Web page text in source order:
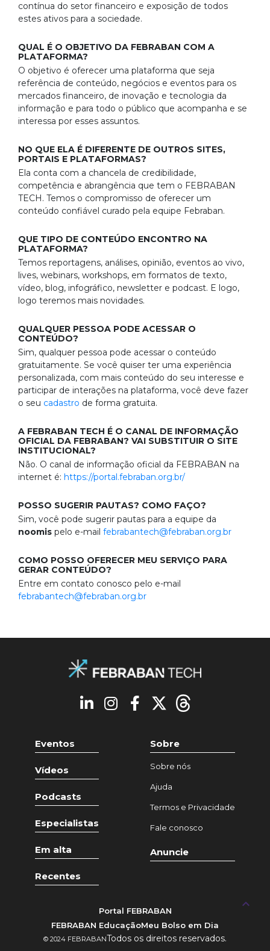
contínua do setor financeiro e exposição de todos
estes ativos para a sociedade.
QUAL É O OBJETIVO DA FEBRABAN COM A
PLATAFORMA?
O objetivo é oferecer uma plataforma que seja
referência de conteúdo, negócios e eventos para os
mercados financeiro, de inovação e tecnologia da
informação e para todo o público que acompanha e se
interessa por esses assuntos.
NO QUE ELA É DIFERENTE DE OUTROS SITES,
PORTAIS E PLATAFORMAS?
Ela conta com a chancela de credibilidade,
competência e abrangência que tem o FEBRABAN
TECH. Temos o compromisso de oferecer um
conteúdo confiável curado pela equipe Febraban.
QUE TIPO DE CONTEÚDO ENCONTRO NA
PLATAFORMA?
Temos reportagens, análises, opinião, eventos ao vivo,
lives, webinars, workshops, em formatos de texto,
vídeo, blog, infográfico, newsletter e podcast. E logo,
logo teremos mais novidades.
QUALQUER PESSOA PODE ACESSAR O
CONTEÚDO?
Sim, qualquer pessoa pode acessar o conteúdo
gratuitamente. Se você quiser ter uma experiência
personalizada, com mais conteúdo do seu interesse e
participar de interações na plataforma, você deve fazer
o seu cadastro de forma gratuita.
A FEBRABAN TECH É O CANAL DE INFORMAÇÃO
OFICIAL DA FEBRABAN? VAI SUBSTITUIR O SITE
INSTITUCIONAL?
Não. O canal de informação oficial da FEBRABAN na
internet é: https://portal.febraban.org.br/
POSSO SUGERIR PAUTAS? COMO FAÇO?
Sim, você pode sugerir pautas para a equipe da
noomis pelo e-mail febrabantech@febraban.org.br
COMO POSSO OFERECER MEU SERVIÇO PARA
GERAR CONTEÚDO?
Entre em contato conosco pelo e-mail
febrabantech@febraban.org.br
Eventos
Vídeos
Podcasts
Especialistas
Em alta
Recentes
Sobre
Sobre nós
Ajuda
Termos e Privacidade
Fale conosco
Anuncie
Portal FEBRABAN
FEBRABAN EducaçãoMeu Bolso em Dia
© 2024 FEBRABANTodos os direitos reservados.
keyboard_arrow_up